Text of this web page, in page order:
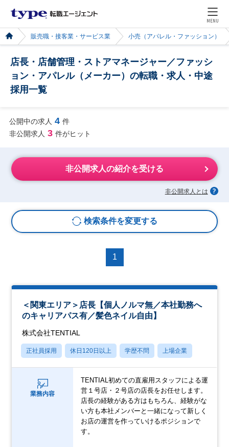
MENU
販売職・接客業・サービス業 小売（アパレル・ファッション）
店長・店舗管理・ストアマネージャー／ファッシ
ョン・アパレル（メーカー）の転職・求人・中途
採用一覧
公開中の求人 4 件
非公開求人 3 件がヒット
非公開求人の紹介を受ける
非公開求人とは
検索条件を変更する
1
＜関東エリア＞店長【個人ノルマ無／本社勤務へ
のキャリアパス有／髪色ネイル自由】
株式会社TENTIAL
正社員採用 休日120日以上 学歴不問 上場企業
業務内容
TENTIAL初めての直雇用スタッフによる運
営１号店・２号店の店長をお任せします。
店長の経験がある方はもちろん、経験がな
い方も本社メンバーと一緒になって新しく
お店の運営を作っていけるポジションで
す。